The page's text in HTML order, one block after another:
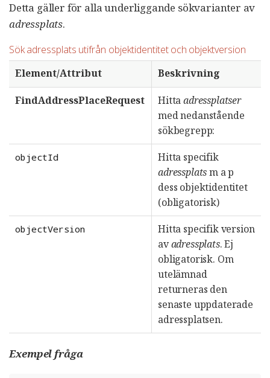
Detta gäller för alla underliggande sökvarianter av
adressplats.
Sök adressplats utifrån objektidentitet och objektversion
Element/Attribut
Beskrivning
FindAddressPlaceRequest Hittaadressplatser
med nedanstående
sökbegrepp:
objectId
Hitta specifik
adressplatsm a p
dess objektidentitet
(obligatorisk)
objectVersion
Hitta specifik version
avadressplats. Ej
obligatorisk. Om
utelämnad
returneras den
senaste uppdaterade
adressplatsen.
Exempel fråga